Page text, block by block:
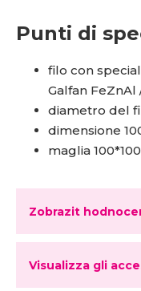
Punti di
filo con
Galfan FeZnAl
diametro del
dimensione
maglia
Zobrazit
Visualizza gli